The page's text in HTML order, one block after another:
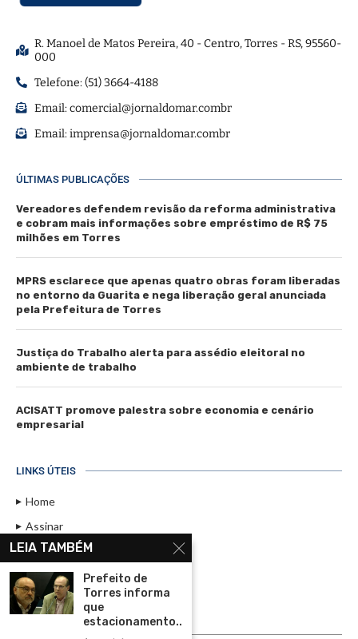
R. Manoel de Matos Pereira, 40 - Centro, Torres - RS, 95560-
000
Telefone: (51) 3664-4188
Email:comercial@jornaldomar.combr
Email:imprensa@jornaldomar.combr
ÚLTIMAS PUBLICAÇÕES
Vereadores defendem revisão da reforma administrativa
e cobram mais informações sobre empréstimo de R$ 75
milhões em Torres
MPRS esclarece que apenas quatro obras foram liberadas
no entorno da Guarita e nega liberação geral anunciada
pela Prefeitura de Torres
Justiça do Trabalho alerta para assédio eleitoral no
ambiente de trabalho
ACISATT promove palestra sobre economia e cenário
empresarial
LINKS ÚTEIS
Home
Assinar
Contato
Política de Privacidade
Rádio Maristela - Ao Vivo
LEIA TAMBÉM
Prefeito de
Torres informa
que
estacionamento...